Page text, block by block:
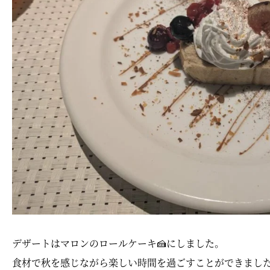
デザートはマロンのロールケーキ🍰にしました。
食材で秋を感じながら楽しい時間を過ごすことができました